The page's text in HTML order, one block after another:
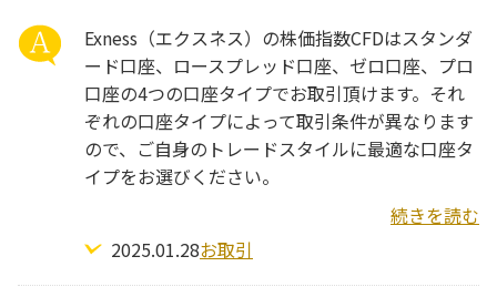
Exness（エクスネス）の株価指数CFDはスタンダ
ード口座、ロースプレッド口座、ゼロ口座、プロ
口座の4つの口座タイプでお取引頂けます。それ
ぞれの口座タイプによって取引条件が異なります
ので、ご自身のトレードスタイルに最適な口座タ
イプをお選びください。
続きを読む
2025.01.28お取引